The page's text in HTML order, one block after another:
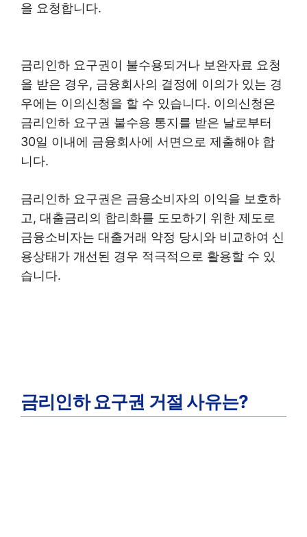
을 요청합니다.
금리인하 요구권이 불수용되거나 보완자료 요청
을 받은 경우, 금융회사의 결정에 이의가 있는 경
우에는 이의신청을 할 수 있습니다. 이의신청은
금리인하 요구권 불수용 통지를 받은 날로부터
30일 이내에 금융회사에 서면으로 제출해야 합
니다.
금리인하 요구권은 금융소비자의 이익을 보호하
고, 대출금리의 합리화를 도모하기 위한 제도로
금융소비자는 대출거래 약정 당시와 비교하여 신
용상태가 개선된 경우 적극적으로 활용할 수 있
습니다.
금리인하 요구권 거절 사유는?